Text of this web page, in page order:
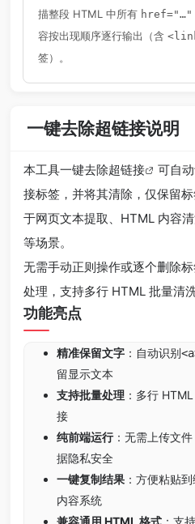
描整段 HTML 中所有 href="…"
容按出现顺序逐行输出（含
签）。
一键去除超链接说明
本工具一键去除超链接 可自
接标签，并将其清除，仅保留
于网页文本提取、HTML 内容
等场景。
无需手动正则操作或逐个删除
处理，支持多行 HTML 批量清
功能亮点
精准保留文字 ：自动识别
留显示文本
支持批量处理 ：多行
接
纯前端运行：无需上传文件
据隐私安全
一键复制结果 ：方便粘贴
内容系统
兼容通用 HTML 格式 ：支